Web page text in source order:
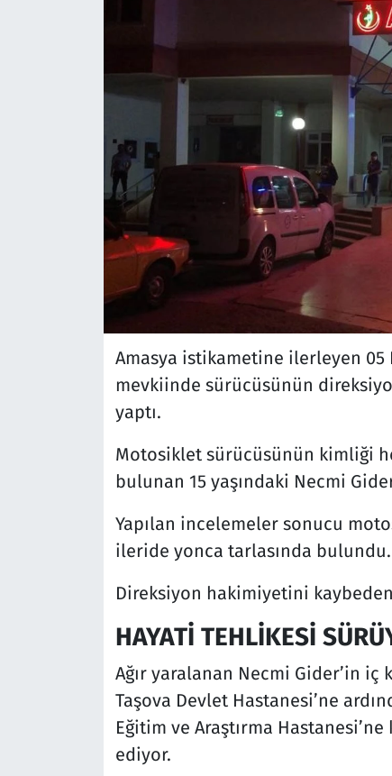
Amasya istikametine ilerleyen 05
mevkiinde sürücüsünün
yaptı.
Motosiklet sürücüsünün kimliği
bulunan 15 yaşındaki Necmi
Yapılan incelemeler sonucu
ileride yonca tarlasında bulundu.
Direksiyon hakimiyetini kaybeden
HAYATİ TEHLİKESİ
Ağır yaralanan Necmi Gider’in
Taşova Devlet Hastanesi’ne
Eğitim ve Araştırma
ediyor.